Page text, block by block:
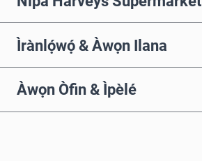
Ìrànlọ́wọ́ & Àwọn Ilana
Àwọn Òfin & Ìpèlé